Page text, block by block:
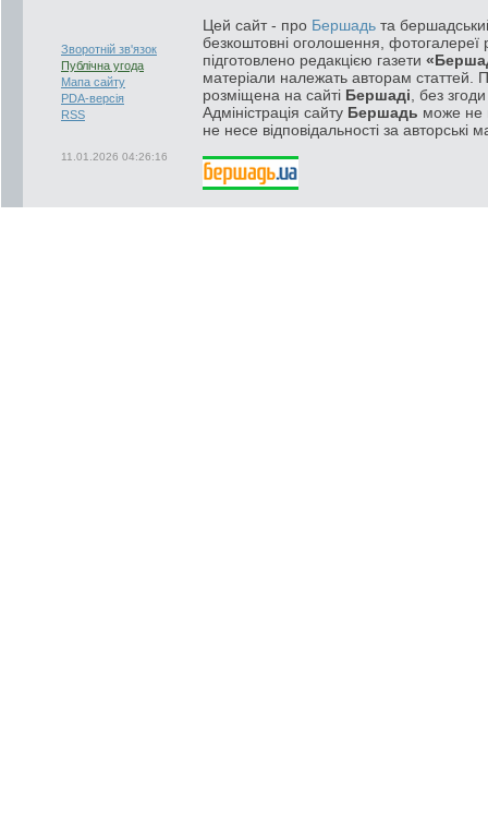
Зворотній зв'язок
Публічна угода
Мапа сайту
PDA-версія
RSS
11.01.2026 04:26:16
Цей сайт - про Бершадь та
безкоштовні оголошення, фотогалереї
підготовлено редакцією газети
матеріали належать авторам статтей.
розміщена на сайті Бершаді , без
Адміністрація сайту Бершадь може не
не несе відповідальності за авторські